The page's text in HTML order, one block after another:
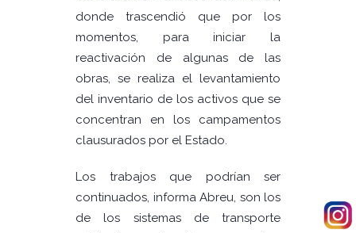
donde trascendió que por los
momentos, para iniciar la
reactivación de algunas de las
obras, se realiza el levantamiento
del inventario de los activos que se
concentran en los campamentos
clausurados por el Estado.
Los trabajos que podrían ser
continuados, informa Abreu, son los
de los sistemas de transporte